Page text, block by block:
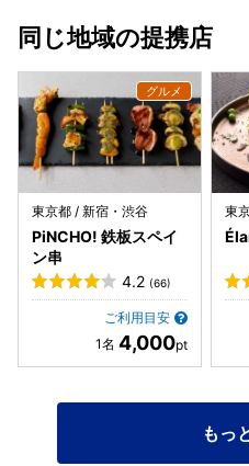
同じ地域の提携店
東京都 / 新宿・渋谷
PiNCHO! 鉄板スペイ
ン串
4.2 (66)
ご利用目安
4,000
東
もっ